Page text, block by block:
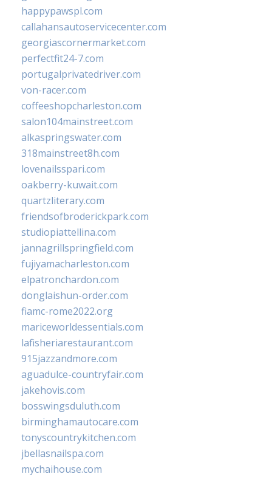
happypawspl.com
callahansautoservicecenter.com
georgiascornermarket.com
perfectfit24-7.com
portugalprivatedriver.com
von-racer.com
coffeeshopcharleston.com
salon104mainstreet.com
alkaspringswater.com
318mainstreet8h.com
lovenailsspari.com
oakberry-kuwait.com
quartzliterary.com
friendsofbroderickpark.com
studiopiattellina.com
jannagrillspringfield.com
fujiyamacharleston.com
elpatronchardon.com
donglaishun-order.com
fiamc-rome2022.org
mariceworldessentials.com
lafisheriarestaurant.com
915jazzandmore.com
aguadulce-countryfair.com
jakehovis.com
bosswingsduluth.com
birminghamautocare.com
tonyscountrykitchen.com
jbellasnailspa.com
mychaihouse.com